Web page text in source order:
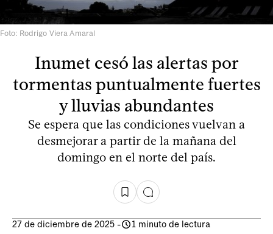
Foto: Rodrigo Viera Amaral
Inumet cesó las alertas por
tormentas puntualmente fuertes
y lluvias abundantes
Se espera que las condiciones vuelvan a
desmejorar a partir de la mañana del
domingo en el norte del país.
27 de diciembre de 2025 - 1 minuto de lectura